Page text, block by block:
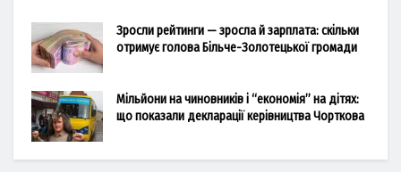
Зросли рейтинги — зросла й зарплата: скільки
отримує голова Більче-Золотецької громади
Мільйони на чиновників і “економія” на дітях:
що показали декларації керівництва Чорткова